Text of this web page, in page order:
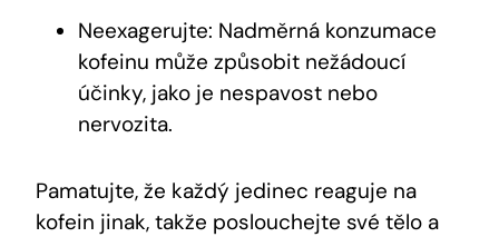
Neexagerujte: Nadměrná konzumace
kofeinu může způsobit nežádoucí
účinky, jako je nespavost nebo
nervozita.
Pamatujte, že každý jedinec reaguje na
kofein jinak, takže poslouchejte své tělo a